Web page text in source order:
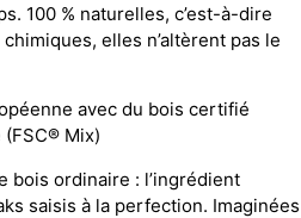
100 % naturelles, c’est-à-dire
elles n’altèrent pas le
avec du bois certifié
(FSC® Mix)
bois ordinaire : l’ingrédient
saisis à la perfection. Imaginées